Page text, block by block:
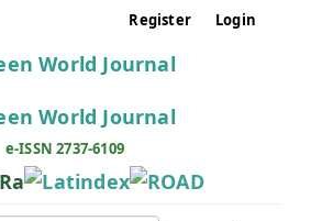
Register Login
e-ISSN 2737-6109